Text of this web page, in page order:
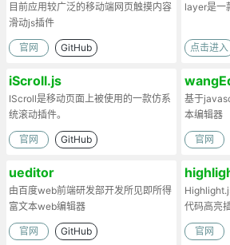
目前应用较广泛的移动端网页触摸内容
滑动js插件
官网 GitHub
layer是一
点击进入
iScroll.js
IScroll是移动页面上被使用的一款仿系
统滚动插件。
官网 GitHub
基于
本编辑器
官网
ueditor
由百度web前端研发部开发所见即所得
富文本web编辑器
官网 GitHub
代码高亮
工作。
官网